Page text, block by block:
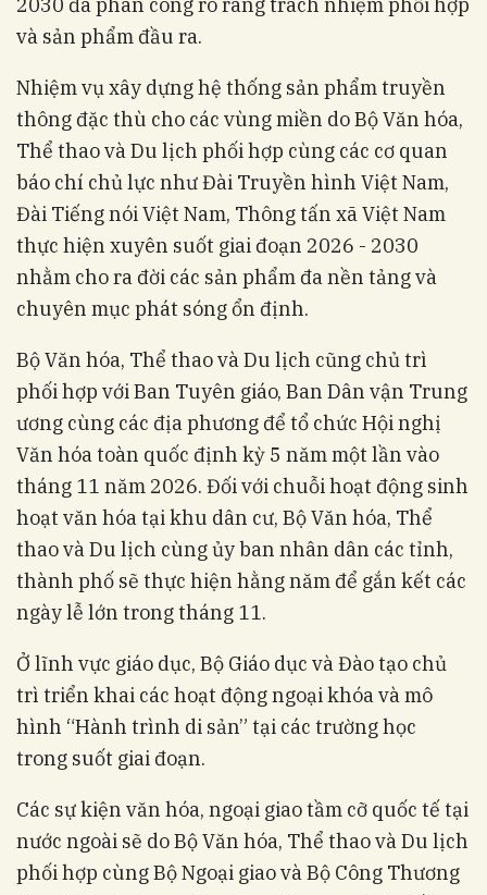
và sản phẩm đầu ra.
Nhiệm vụ xây dựng hệ thống sản phẩm truyền
thông đặc thù cho các vùng miền do Bộ Văn hóa,
Thể thao và Du lịch phối hợp cùng các cơ quan
báo chí chủ lực như Đài Truyền hình Việt Nam,
Đài Tiếng nói Việt Nam, Thông tấn xã Việt Nam
thực hiện xuyên suốt giai đoạn 2026 - 2030
nhằm cho ra đời các sản phẩm đa nền tảng và
chuyên mục phát sóng ổn định.
Bộ Văn hóa, Thể thao và Du lịch cũng chủ trì
phối hợp với Ban Tuyên giáo, Ban Dân vận Trung
ương cùng các địa phương để tổ chức Hội nghị
Văn hóa toàn quốc định kỳ 5 năm một lần vào
tháng 11 năm 2026. Đối với chuỗi hoạt động sinh
hoạt văn hóa tại khu dân cư, Bộ Văn hóa, Thể
thao và Du lịch cùng ủy ban nhân dân các tỉnh,
thành phố sẽ thực hiện hằng năm để gắn kết các
ngày lễ lớn trong tháng 11.
Ở lĩnh vực giáo dục, Bộ Giáo dục và Đào tạo chủ
trì triển khai các hoạt động ngoại khóa và mô
hình “Hành trình di sản” tại các trường học
trong suốt giai đoạn.
Các sự kiện văn hóa, ngoại giao tầm cỡ quốc tế tại
nước ngoài sẽ do Bộ Văn hóa, Thể thao và Du lịch
phối hợp cùng Bộ Ngoại giao và Bộ Công Thương